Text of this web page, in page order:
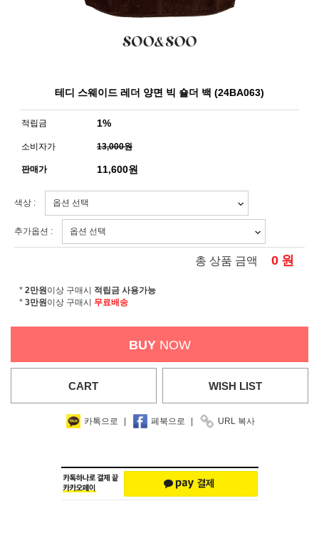
테디 스웨이드 레더 양면 빅 숄더 백 (24BA063)
적립금 1%
소비자가 13,000원
판매가 11,600원
색상 :
추가옵션 :
총 상품 금액 0 원
* 2만원이상 구매시 적립금 사용가능
* 3만원이상 구매시 무료배송
BUYNOW
CART WISH LIST
카톡으로 페북으로 URL 복사